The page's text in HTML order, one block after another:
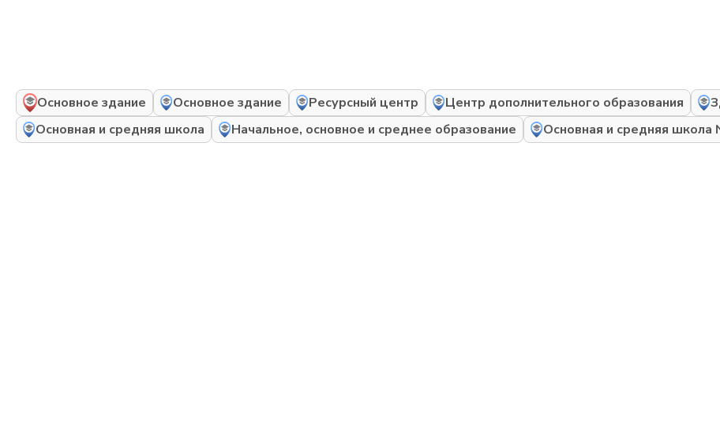
Основное здание Основное здание Ресурсный центр Центр дополнительного образования
Основная и средняя школа
Начальное, основное и среднее образование Основная и средняя школа